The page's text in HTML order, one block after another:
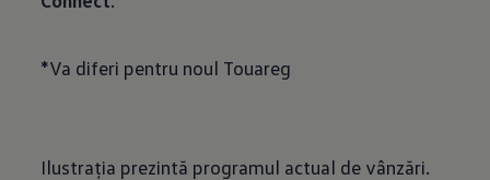
*Va diferi pentru noul Touareg
Ilustrația prezintă programul actual de vânzări.